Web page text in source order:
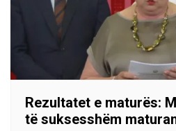
Rezultatet e maturës:
të suksesshëm